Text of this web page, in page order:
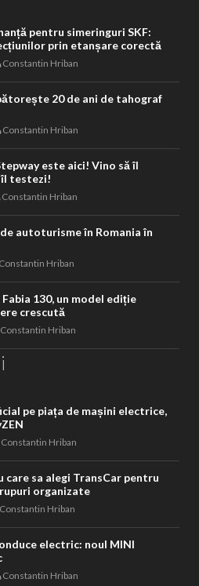
pentru simeringuri SKF:
prin etanșare corectă
Constantin Hriban
20 de ani de tahograf
Constantin Hriban
este aici! Vino să îl
îl testezi!
Constantin Hriban
autoturisme în Romania în
Hriban
130, un model ediție
crescută
Hriban
pe piața de mașini electrice,
Constantin Hriban
care sa alegi TransCar pentru
organizate
Hriban
electric: noul MINI
Constantin Hriban